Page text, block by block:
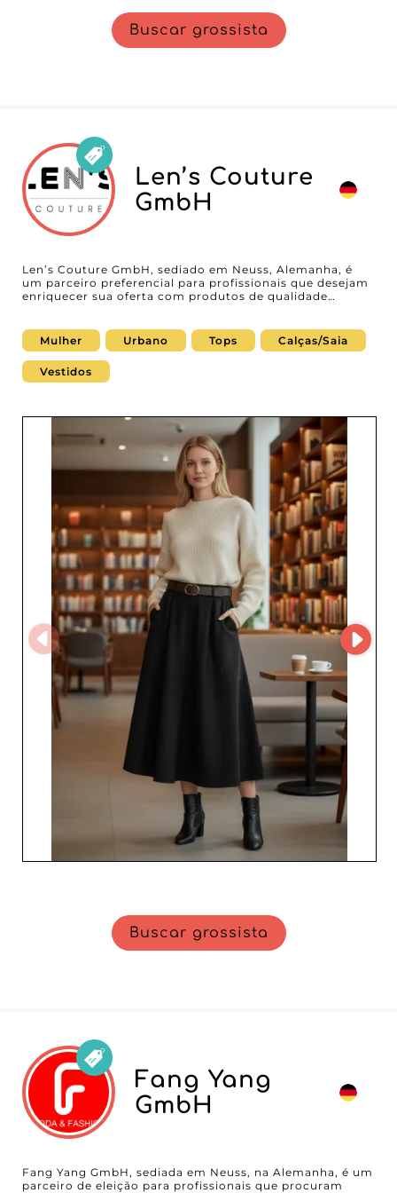
Buscar grossista
Len’s Couture
GmbH
Len’s Couture GmbH, sediado em Neuss, Alemanha, é
um parceiro preferencial para profissionais que desejam
enriquecer sua oferta com produtos de qualidade
variada de roupas e acessórios, desde tops a calças,
passando por vestidos, lingerie, relógios e outros
acessórios essenciais para atender às tendências do
mercado. Abastecer-se em Len’s Couture GmbH significa
deste fornecedor é demonstrada pela rigorosidade de
seus processos de seleção e gestão, reforçados pelo uso
da solução MicroStore, que otimiza a experiência do
usuário, simplifica os pedidos e garante a disponibilidade
constante dos artigos. Ao escolher Len’s Couture GmbH,
os revendedores beneficiam-se de um serviço ao cliente
eficiente e responsivo, à altura das exigências do setor
B2B. A ênfase é na rapidez da entrega, um ponto crucial
para manter sua loja à frente no mercado. Além disso, a
diversidade de produtos permite ajustar facilmente seu
inventário às mudanças dos desejos dos consumidores,
aumentando assim sua atratividade comercial. Len’s
Couture GmbH não apenas fornece roupas simples; ele
também oferece soluções completas para profissionais
que desejam se destacar no mundo da moda feminina.
Aproveite os preços vantajosos e condições flexíveis
para expandir seu negócio com tranquilidade. Em
resumo, associar-se a Len’s Couture GmbH é optar por
qualidade impecável, serviço confiável e parcerias
duradouras para prosperar no competitivo mundo da
moda.
Mulher Urbano Tops Calças/Saia
Vestidos
Buscar grossista
Fang Yang
GmbH
Fang Yang GmbH, sediada em Neuss, na Alemanha, é um
parceiro de eleição para profissionais que procuram